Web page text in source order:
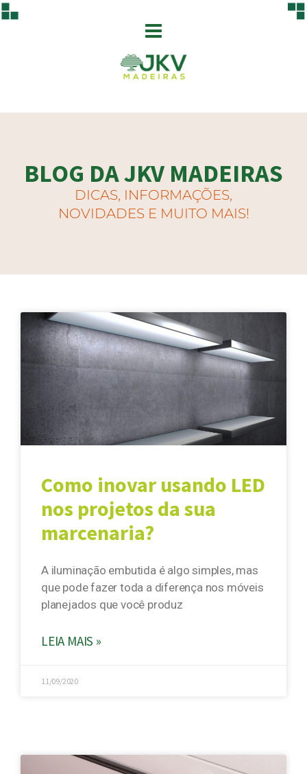
BLOG DA JKV MADEIRAS
DICAS, INFORMAÇÕES,
NOVIDADES E MUITO MAIS!
Como inovar usando LED
nos projetos da sua
marcenaria?
A iluminação embutida é algo simples, mas
que pode fazer toda a diferença nos móveis
planejados que você produz
LEIA MAIS »
11/09/2020